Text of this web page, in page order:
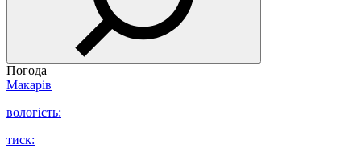
Погода
Макарів
вологість:
тиск: